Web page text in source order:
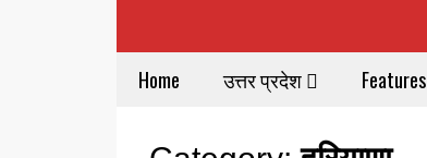
Home उत्तर प्रदेश Features